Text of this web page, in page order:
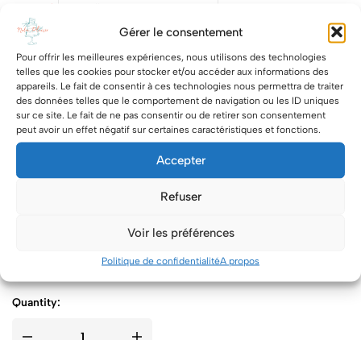
Gérer le consentement
Pour offrir les meilleures expériences, nous utilisons des technologies
telles que les cookies pour stocker et/ou accéder aux informations des
appareils. Le fait de consentir à ces technologies nous permettra de traiter
des données telles que le comportement de navigation ou les ID uniques
sur ce site. Le fait de ne pas consentir ou de retirer son consentement
peut avoir un effet négatif sur certaines caractéristiques et fonctions.
Accepter
Refuser
Voir les préférences
Politique de confidentialitéA propos
*
Toppings * Fruits rouges
Chocolats
Macarons
Meringues Bonbons
Décorations Si vous souhaitez une décoration floral, veuillez cocher cette case
Avec fleurs fraîches[+10.00 €]
Plaque Happy Birthday[+3.00 €]
[+3.00 €]
2 Bougies fontaines[+5.00 €]
Quantity: